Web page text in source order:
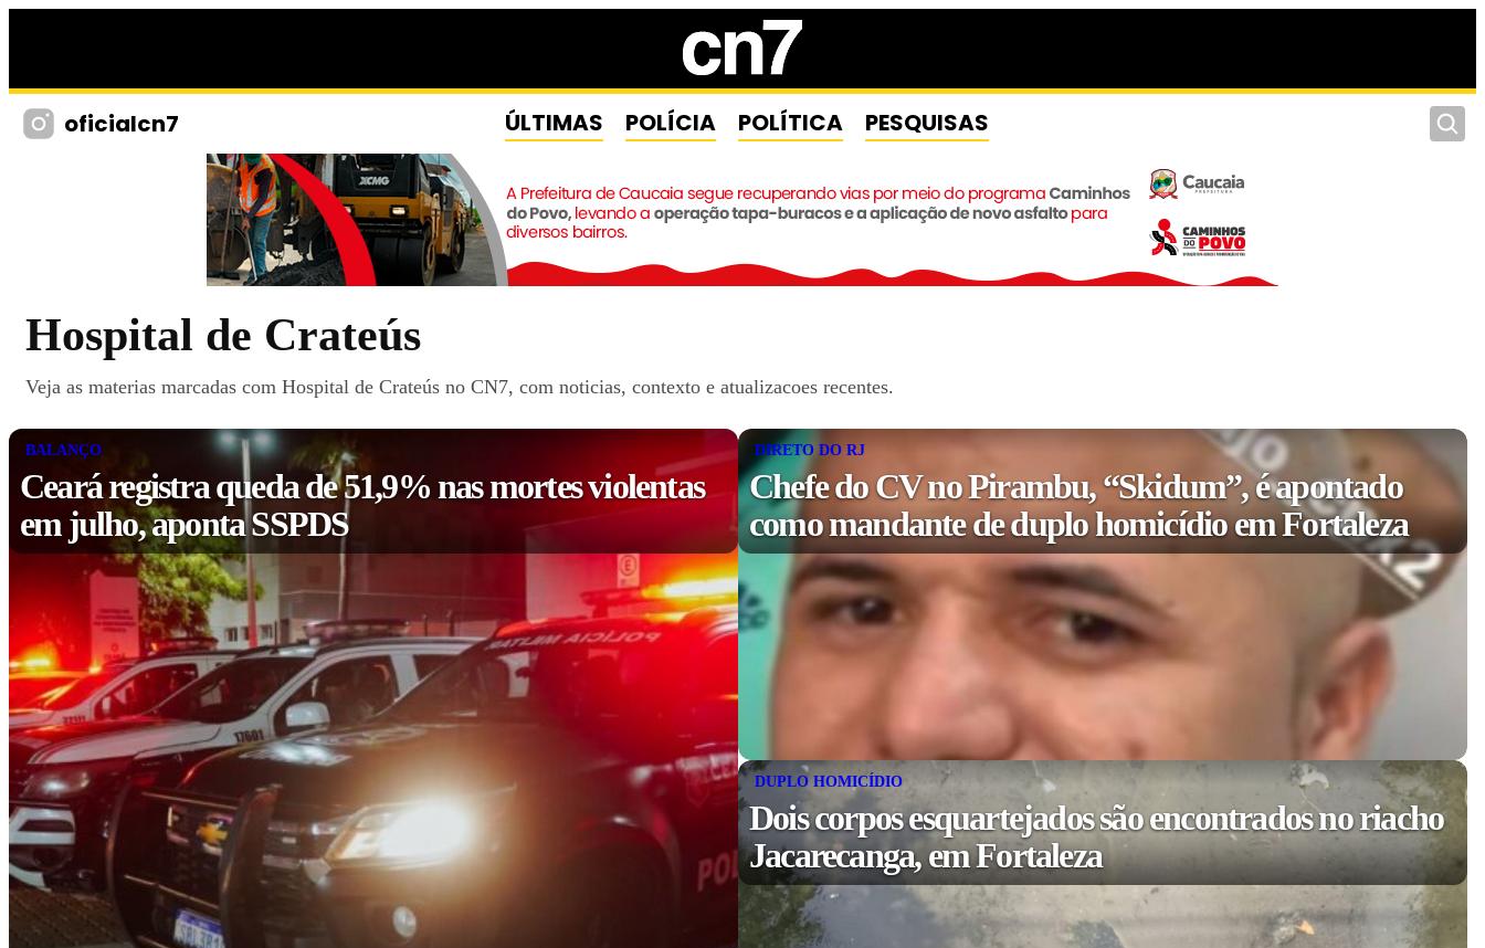
oficialcn7 ÚLTIMAS POLÍCIA POLÍTICA PESQUISAS
Hospital de Crateús
Veja as materias marcadas com Hospital de Crateús no CN7, com noticias, contexto e atualizacoes recentes.
BALANÇO
Ceará registra queda de 51,9% nas mortes violentas
em julho, aponta SSPDS
DIRETO DO RJ
Chefe do CV no Pirambu, “Skidum”, é apontado
como mandante de duplo homicídio em Fortaleza
DUPLO HOMICÍDIO
Dois corpos esquartejados são encontrados no riacho
Jacarecanga, em Fortaleza